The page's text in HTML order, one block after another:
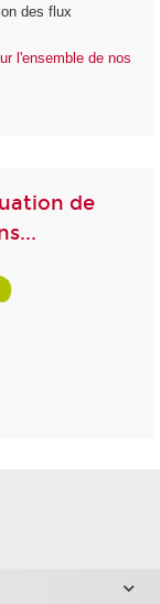
des flux
l'ensemble de nos
de